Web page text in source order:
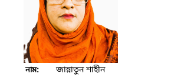
নাম: জান্নাতুন শাহীন